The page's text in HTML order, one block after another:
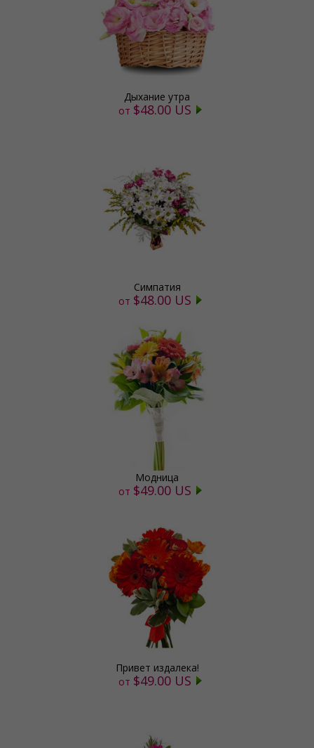
Дыхание утра
от $48.00 US
Симпатия
от $48.00 US
Модница
от $49.00 US
Привет издалека!
от $49.00 US